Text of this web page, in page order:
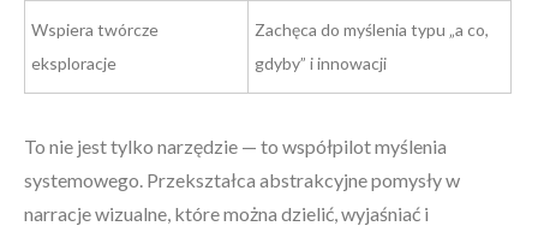
Wspiera twórcze
eksploracje
Zachęca do myślenia typu „a co,
gdyby” i innowacji
To nie jest tylko narzędzie — to współpilot myślenia
systemowego. Przekształca abstrakcyjne pomysły w
narracje wizualne, które można dzielić, wyjaśniać i